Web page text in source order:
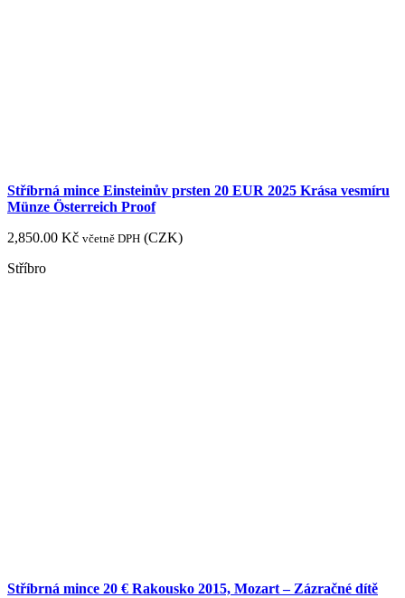
Stříbrná mince Einsteinův prsten 20 EUR 2025 Krása vesmíru
Münze Österreich Proof
2,850.00 Kč včetně DPH (CZK)
Stříbro
Stříbrná mince 20 € Rakousko 2015, Mozart – Zázračné dítě